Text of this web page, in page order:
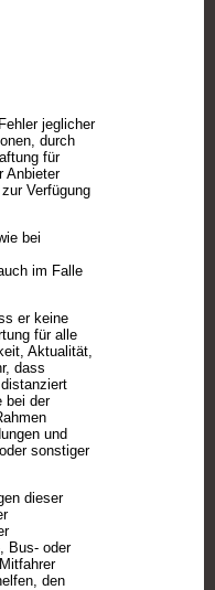
jeglicher
durch
für
Anbieter
Verfügung
bei
im Falle
er keine
für alle
Aktualität,
dass
bei der
und
sonstiger
dieser
Bus- oder
den